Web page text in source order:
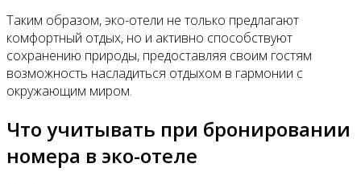
Таким образом, эко-отели не только предлагают
комфортный отдых, но и активно способствуют
сохранению природы, предоставляя своим гостям
возможность насладиться отдыхом в гармонии с
окружающим миром.
Что учитывать при бронировании
номера в эко-отеле